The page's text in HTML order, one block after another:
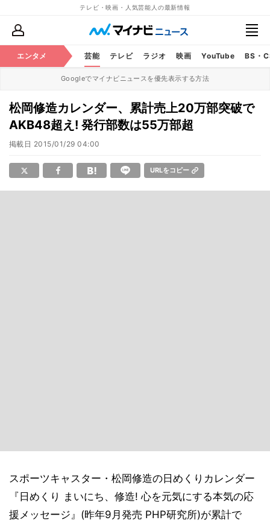
テレビ・映画・人気芸能人の最新情報
エンタメ 芸能 テレビ ラジオ 映画 YouTube BS・
Googleでマイナビニュースを優先表示する方法
松岡修造カレンダー、累計売上20万部突破で
AKB48超え! 発行部数は55万部超
掲載日 2015/01/29 04:00
URLをコピー
スポーツキャスター・松岡修造の日めくりカレンダー
『日めくり まいにち、修造! 心を元気にする本気の応
援メッセージ』(昨年9月発売 PHP研究所)が累計で